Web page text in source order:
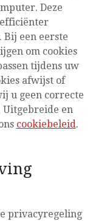
Deze
Bij een eerste
om cookies
tijdens uw
afwijst of
u geen correcte
en
cookiebeleid.
privacyregeling